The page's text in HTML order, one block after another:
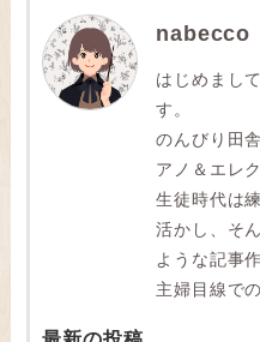
nabecco
はじめまし
す。
のんびり田
アノ＆エレ
生徒時代は
活かし、そ
ような記事
主婦目線で